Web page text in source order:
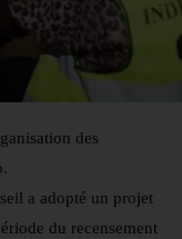
des
a adopté un projet
du recensement